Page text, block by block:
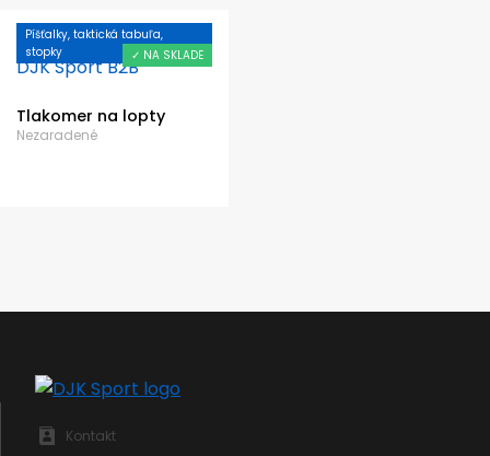
Píšťalky, taktická tabuľa,
stopky
✓ NA SKLADE
Tlakomer na lopty
Nezaradené
Kontakt